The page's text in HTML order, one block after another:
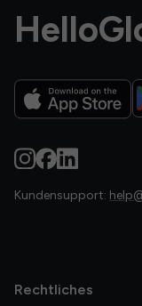
Kundensupport:
Rechtliches